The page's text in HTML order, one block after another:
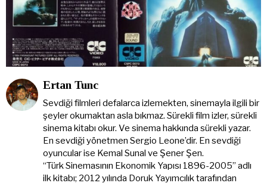
Ertan Tunc
Sevdiği filmleri defalarca izlemekten, sinemayla ilgili bir
şeyler okumaktan asla bıkmaz. Sürekli film izler, sürekli
sinema kitabı okur. Ve sinema hakkında sürekli yazar.
En sevdiği yönetmen Sergio Leone’dir. En sevdiği
oyuncular ise Kemal Sunal ve Şener Şen.
“Türk Sinemasının Ekonomik Yapısı 1896-2005” adlı
ilk kitabı; 2012 yılında Doruk Yayımcılık tarafından